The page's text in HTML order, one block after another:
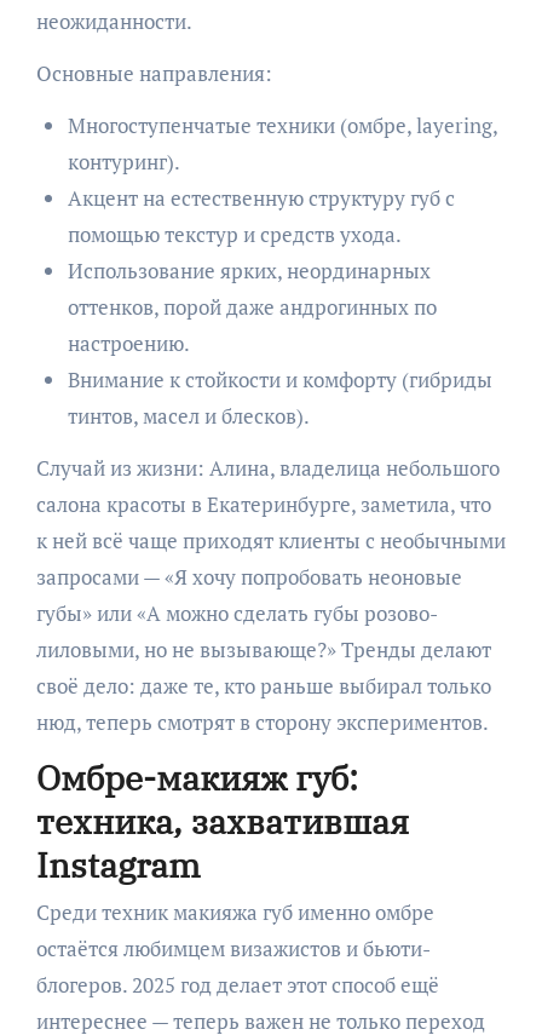
неожиданности.
Основные направления:
Многоступенчатые техники (омбре, layering,
контуринг).
Акцент на естественную структуру губ с
помощью текстур и средств ухода.
Использование ярких, неординарных
оттенков, порой даже андрогинных по
настроению.
Внимание к стойкости и комфорту (гибриды
тинтов, масел и блесков).
Случай из жизни: Алина, владелица небольшого
салона красоты в Екатеринбурге, заметила, что
к ней всё чаще приходят клиенты с необычными
запросами — «Я хочу попробовать неоновые
губы» или «А можно сделать губы розово-
лиловыми, но не вызывающе?» Тренды делают
своё дело: даже те, кто раньше выбирал только
нюд, теперь смотрят в сторону экспериментов.
Омбре-макияж губ:
техника, захватившая
Instagram
Среди техник макияжа губ именно омбре
остаётся любимцем визажистов и бьюти-
блогеров. 2025 год делает этот способ ещё
интереснее — теперь важен не только переход